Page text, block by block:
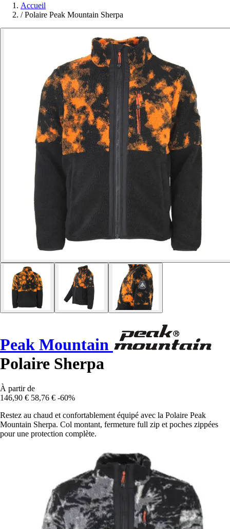
Accueil
/ Polaire Peak Mountain Sherpa
Peak Mountain
Polaire Sherpa
À partir de
146,90 € 58,76 € -60%
Restez au chaud et confortablement équipé avec la Polaire Peak
Mountain Sherpa. Col montant, fermeture full zip et poches zippées
pour une protection complète.